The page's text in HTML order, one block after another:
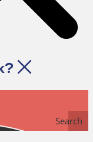
Search